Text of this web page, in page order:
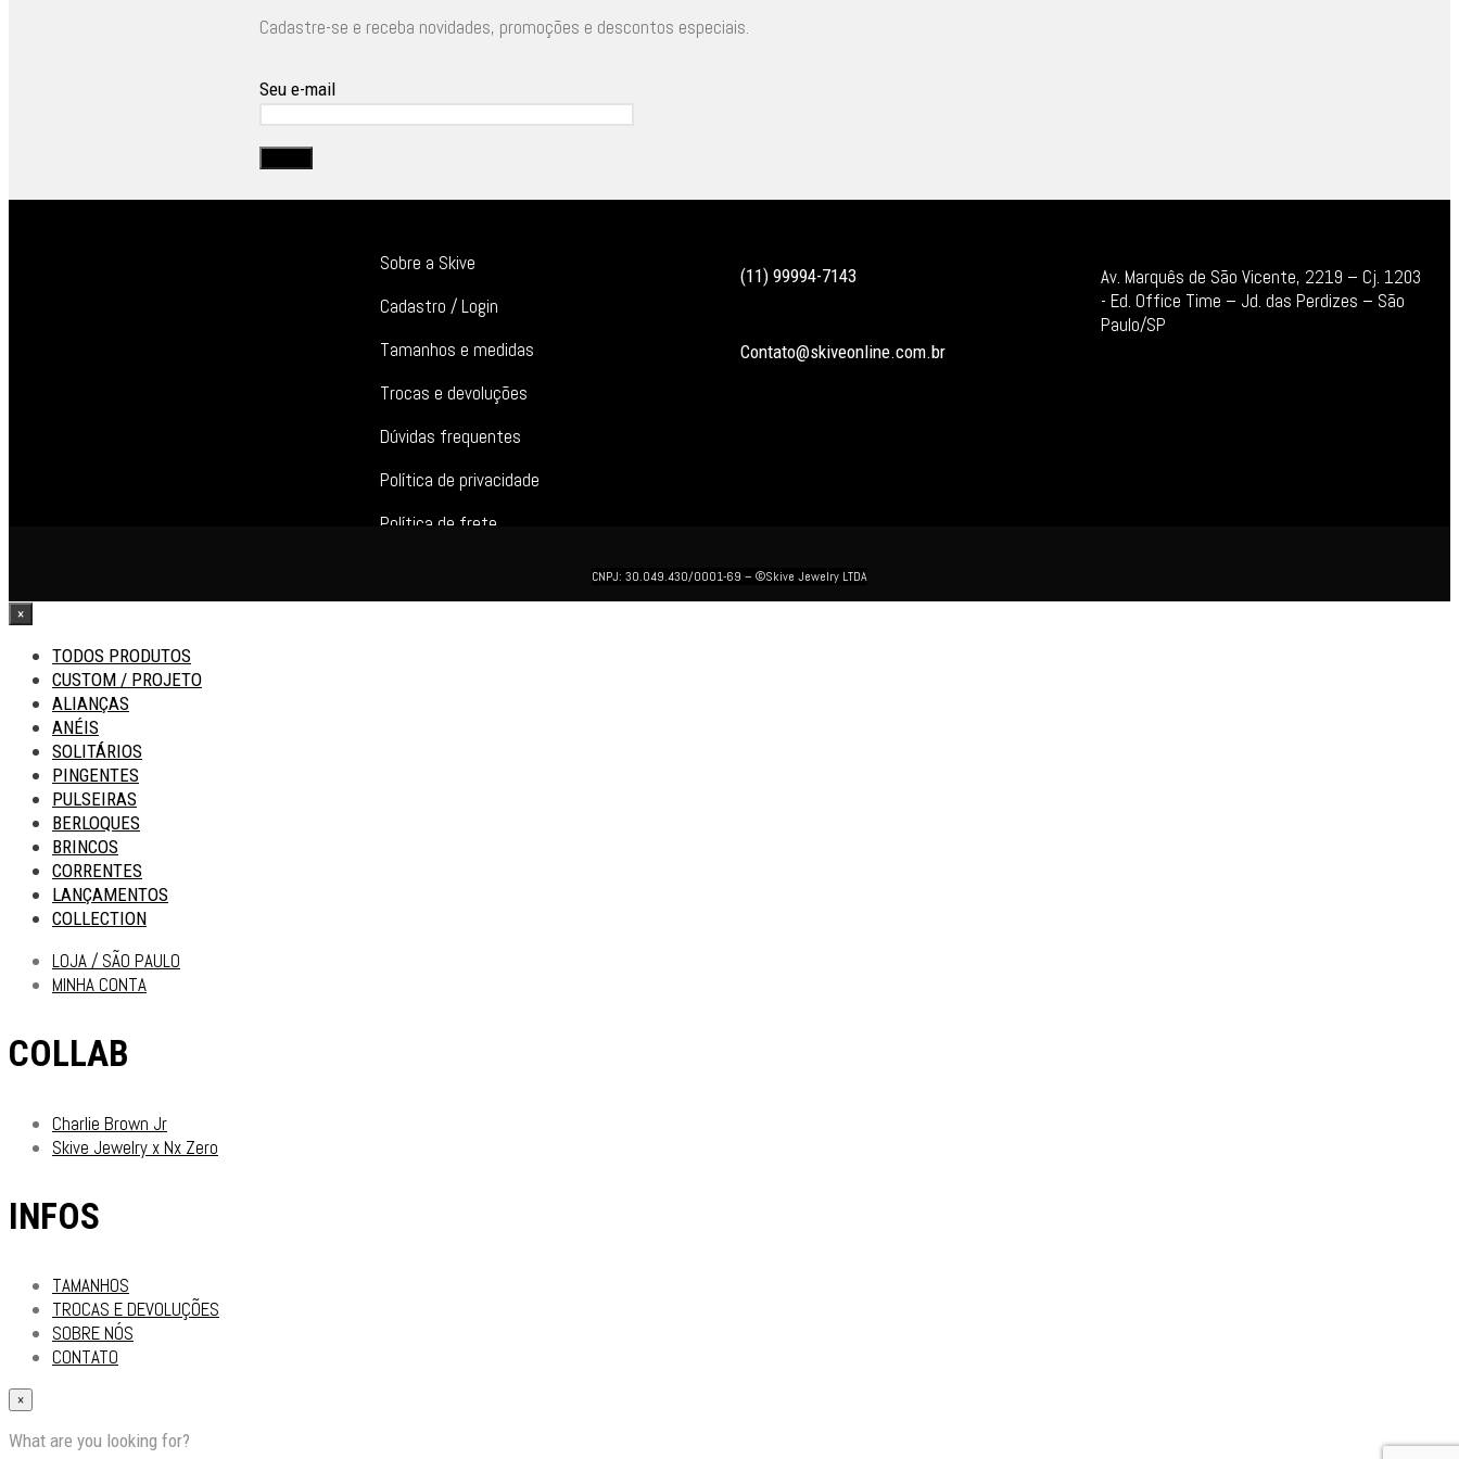
Cadastre-se e receba novidades, promoções e descontos especiais.
Seu e-mail
Sobre a Skive
Cadastro / Login
Tamanhos e medidas
Trocas e devoluções
Dúvidas frequentes
Política de privacidade
Política de frete
(11) 99994-7143
Contato@skiveonline.com.br
Av. Marquês de São Vicente, 2219 – Cj. 1203
- Ed. Office Time – Jd. das Perdizes – São
Paulo/SP
CNPJ: 30.049.430/0001-69 – ©Skive Jewelry LTDA
×
TODOS PRODUTOS
CUSTOM / PROJETO
ALIANÇAS
ANÉIS
SOLITÁRIOS
PINGENTES
PULSEIRAS
BERLOQUES
BRINCOS
CORRENTES
LANÇAMENTOS
COLLECTION
LOJA / SÃO PAULO
MINHA CONTA
COLLAB
Charlie Brown Jr
Skive Jewelry x Nx Zero
INFOS
TAMANHOS
TROCAS E DEVOLUÇÕES
SOBRE NÓS
CONTATO
×
What are you looking for?